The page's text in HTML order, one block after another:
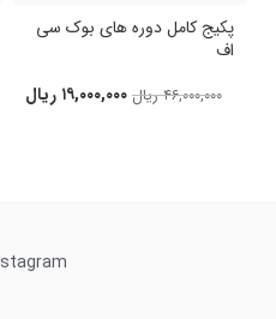
پکیج کامل دوره های بوک سی
اف
۴۶,۰۰۰,۰۰۰ ریال ۱۹,۰۰۰,۰۰۰ ریال